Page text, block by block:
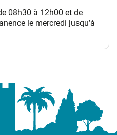
08h30 à 12h00 et de
le mercredi jusqu’à